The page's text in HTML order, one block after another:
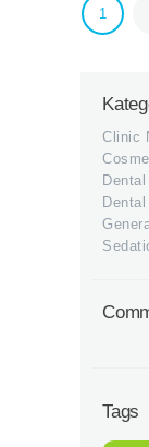
1
Clinic
Tags